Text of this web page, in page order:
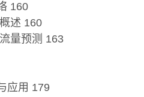
160
述 160
量预测 163
应用 179